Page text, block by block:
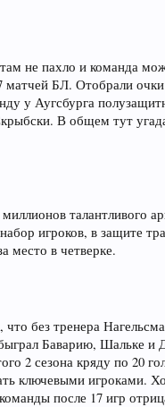
не пахло и команда
матчей БЛ. Отобрали
у Аугсбурга
В общем тут
талантливого
игроков, в защите
место в четверке.
что без тренера
Баварию, Шальке и
2 сезона кряду по 20
ключевыми игроками.
после 17 игр